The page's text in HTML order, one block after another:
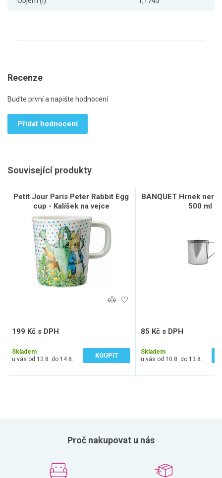
Recenze
Buďte první a napište hodnocení
Přidat hodnocení
Související produkty
Petit Jour Paris Peter Rabbit Egg
cup - Kalíšek na vejce
199 Kč s DPH
Skladem
u vás od 12.8. do 14.8.
KOUPIT
BANQUET Hrnek
500 ml
85 Kč s DPH
Skladem
u vás od 10.8. do 13.8.
Proč nakupovat u nás